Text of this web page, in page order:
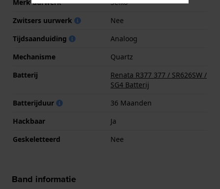
Merk uurwerk
Seiko
Zwitsers uurwerk
Nee
Tijdsaanduiding
Analoog
Mechanisme
Quartz
Batterij
Renata R377 377 / SR626SW /
SG4 Batterij
Batterijduur
36 Maanden
Hackbaar
Ja
Geskeletteerd
Nee
Band informatie